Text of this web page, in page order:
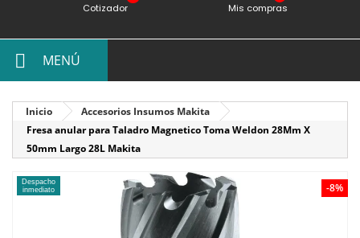
Cotizador Mis compras
MENÚ
Inicio
Accesorios Insumos Makita
Fresa anular para Taladro Magnetico Toma Weldon 28Mm X
50mm Largo 28L Makita
-8%
Despacho
inmediato